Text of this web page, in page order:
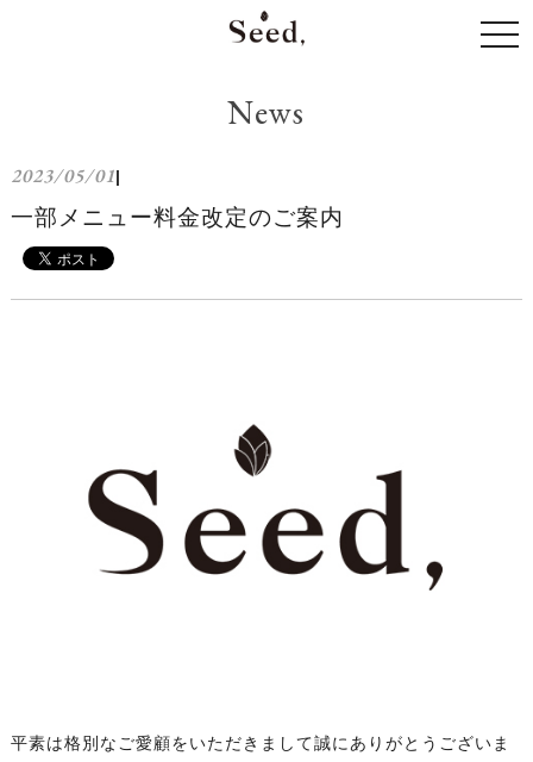
News
2023/05/01
一部メニュー料金改定のご案内
平素は格別なご愛顧をいただきまして誠にありがとうございま